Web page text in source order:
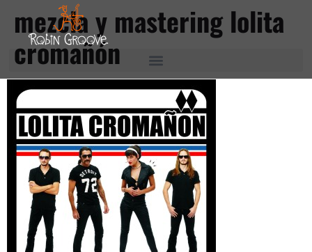
mezcla y mastering lolita
cromañón